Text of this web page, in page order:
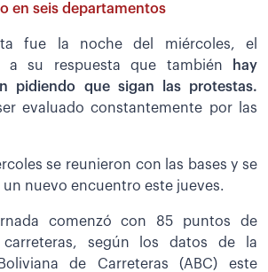
en seis departamentos
fue la noche del miércoles, el
a su respuesta que también
hay
pidiendo que sigan las protestas.
evaluado constantemente por las
se reunieron con las bases y se
nuevo encuentro este jueves.
comenzó con 85 puntos de
según los datos de la
de Carreteras (ABC) este